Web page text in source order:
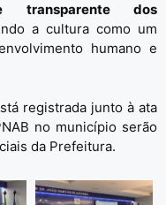
transparente dos
a cultura como um
humano e
registrada junto à ata
no município serão
da Prefeitura.